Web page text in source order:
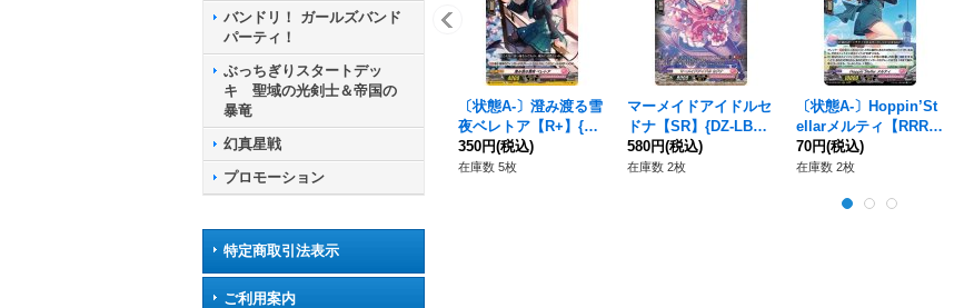
バンドリ！ ガールズバンド
パーティ！
ぶっちぎりスタートデッ
キ 聖域の光剣士＆帝国の
暴竜
幻真星戦
プロモーション
特定商取引法表示
ご利用案内
〔状態A-〕澄み渡る雪
夜ベレトア【R+】{DZ
-BT13/072}《リリカル
モナステリオ》
350円(税込)
在庫数 5枚
マーメイドアイドルセ
ドナ【SR】{DZ-LBT0
1/SR38}《リリカルモ
ナステリオ》
580円(税込)
在庫数 2枚
〔状態A-〕Hoppin’St
ellarメルティ【RRR】
{D-LBT02/007}《リリ
カルモナステリオ》
70円(税込)
在庫数 2枚